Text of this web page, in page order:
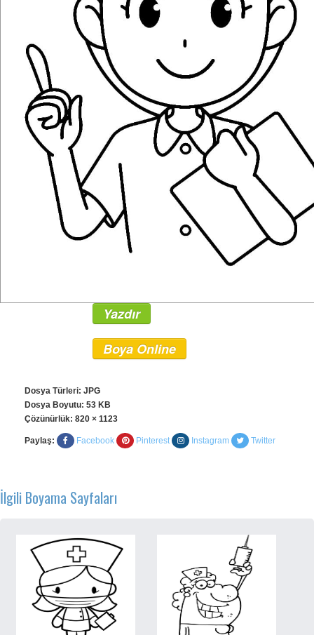
Yazdır
Boya Online
Dosya Türleri: JPG
Dosya Boyutu: 53 KB
Çözünürlük: 820 × 1123
Paylaş: Facebook Pinterest Instagram Twitter
İlgili Boyama Sayfaları